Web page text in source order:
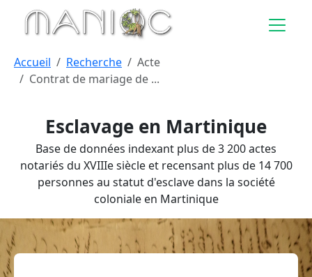
Aller au contenu principal
Esclavage en Martinique
Base de données indexant plus de 3 200 actes
notariés du XVIIIe siècle et recensant plus de 14 700
personnes au statut d'esclave dans la société
coloniale en Martinique
Accueil Recherche
Acte
Contrat de mariage de ...